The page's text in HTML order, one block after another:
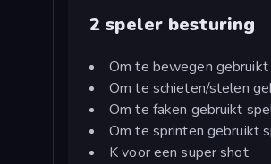
2 speler besturing
Om te bewegen
Om te schieten/stelen
Om te faken gebruikt
Om te sprinten gebruikt
K voor een super shot